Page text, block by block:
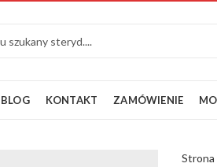
BLOG KONTAKT ZAMÓWIENIE
Strona